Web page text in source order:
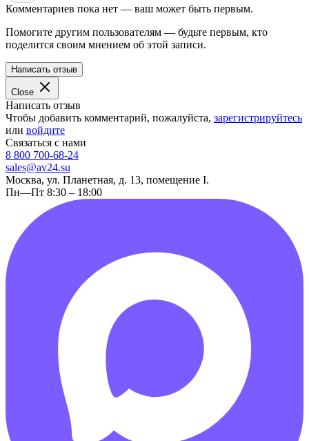
Комментариев пока нет — ваш может быть первым.
Помогите другим пользователям — будьте первым, кто
поделится своим мнением об этой записи.
Написать отзыв
Close
Написать отзыв
Чтобы добавить комментарий, пожалуйста, зарегистрируйтесь
или войдите
Связаться с нами
8 800 700-68-24
sales@av24.su
Москва, ул. Планетная, д. 13, помещение I.
Пн—Пт 8:30 – 18:00